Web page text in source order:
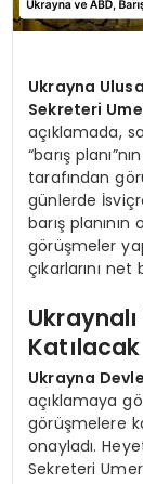
Ukrayna
Sekreteri
açıklamada,
“barış
tarafından
günlerde
barış
görüşmeler
çıkarlarını
Katılacak
Ukrayna
açıklamaya
görüşmelere
onayladı.
Sekreteri